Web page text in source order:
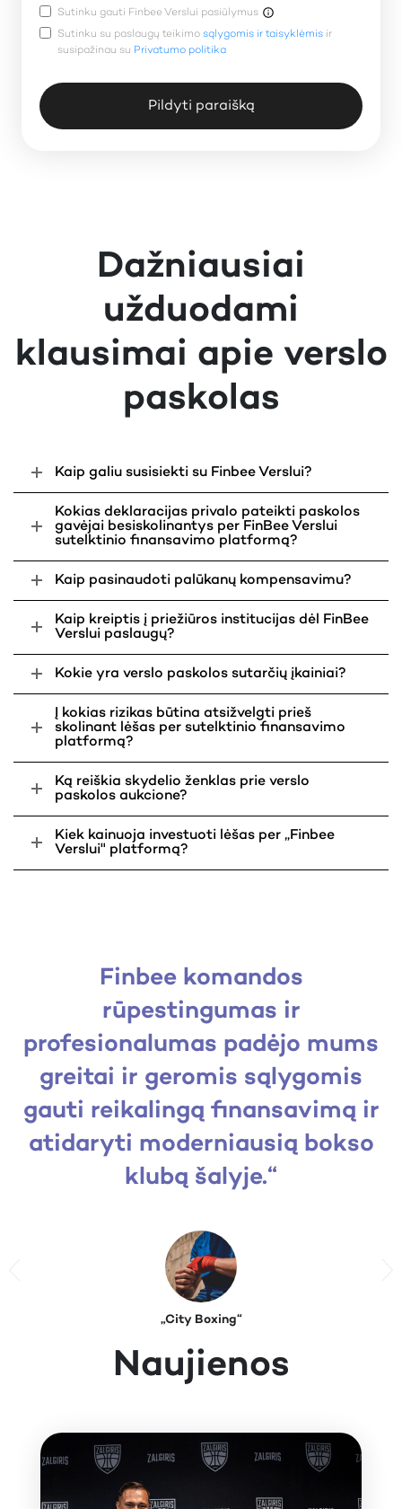
Sutinku gauti Finbee Verslui pasiūlymus
Sutinku su paslaugų teikimo sąlygomis ir taisyklėmis ir
susipažinau su Privatumo politika
Pildyti paraišką
Dažniausiai
užduodami
klausimai apie verslo
paskolas
Kaip galiu susisiekti su Finbee Verslui?
Kokias deklaracijas privalo pateikti paskolos
gavėjai besiskolinantys per FinBee Verslui
sutelktinio finansavimo platformą?
Kaip pasinaudoti palūkanų kompensavimu?
Kaip kreiptis į priežiūros institucijas dėl FinBee
Verslui paslaugų?
Kokie yra verslo paskolos sutarčių įkainiai?
Į kokias rizikas būtina atsižvelgti prieš
skolinant lėšas per sutelktinio finansavimo
platformą?
Ką reiškia skydelio ženklas prie verslo
paskolos aukcione?
Kiek kainuoja investuoti lėšas per „Finbee
Verslui" platformą?
Finbee komandos
rūpestingumas ir
profesionalumas padėjo mums
greitai ir geromis sąlygomis
gauti reikalingą finansavimą ir
atidaryti moderniausią bokso
klubą šalyje.“
„City Boxing“
Naujienos